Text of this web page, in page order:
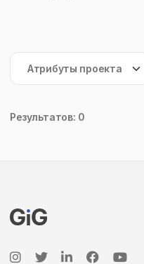
Результатов: 0